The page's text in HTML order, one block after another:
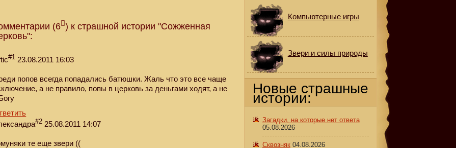
(6 ) к страшной истории "Сожженная
#1 23.08.2011 16:03
попов всегда попадались батюшки. Жаль что это все чаще
а не правило, попы в церковь за деньгами ходят, а не
#2 25.08.2011 14:07
те еще звери ((
Компьютерные игры
Звери и силы природы
Новые страшные
истории:
Загадки, на которые нет ответа
05.08.2026
Сквозняк 04.08.2026